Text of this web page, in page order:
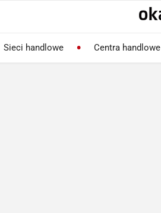
Sieci handlowe Centra handlowe